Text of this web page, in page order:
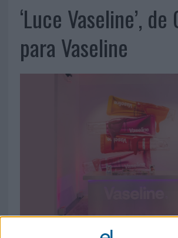
‘Luce Vaseline’,
para Vaseline